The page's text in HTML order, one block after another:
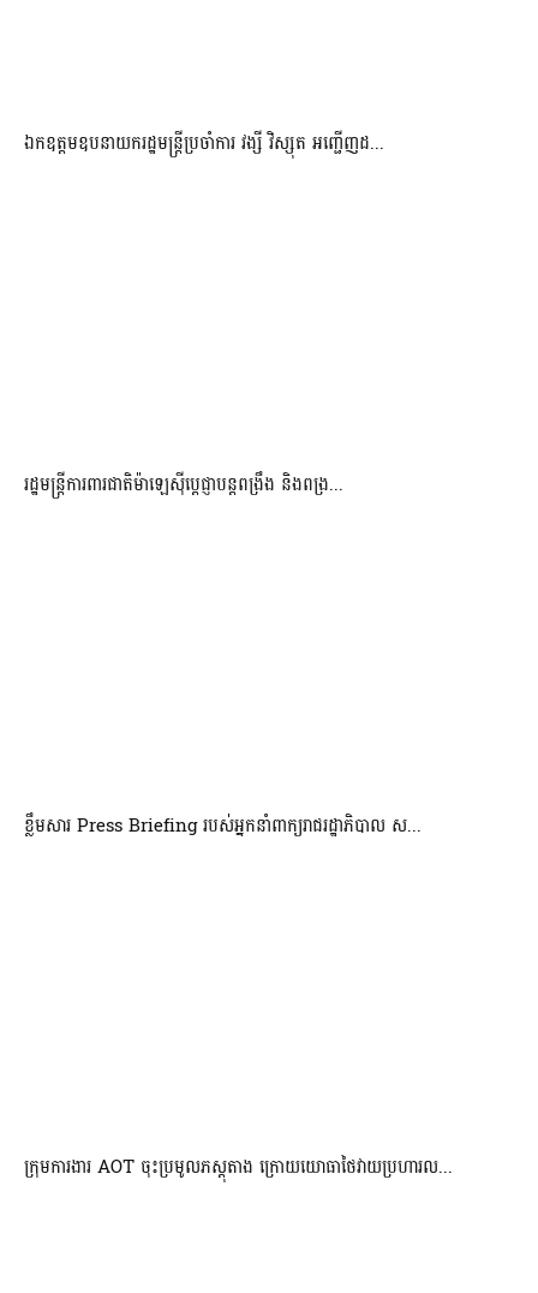
ឯកឧត្តមឧបនាយករដ្ឋមន្រ្តីប្រចាំការ វង្សី វិស្សុត អញ្ជើញដ...
រដ្ឋមន្ត្រីការពារជាតិម៉ាឡេស៊ីប្ដេជ្ញាបន្តពង្រឹង និងពង្រ...
ខ្លឹមសារ Press Briefing របស់អ្នកនាំពាក្យរាជរដ្ឋាភិបាល ស...
ក្រុមការងារ AOT ចុះប្រមូលភស្តុតាង ក្រោយយោធាថៃវាយប្រហារល...